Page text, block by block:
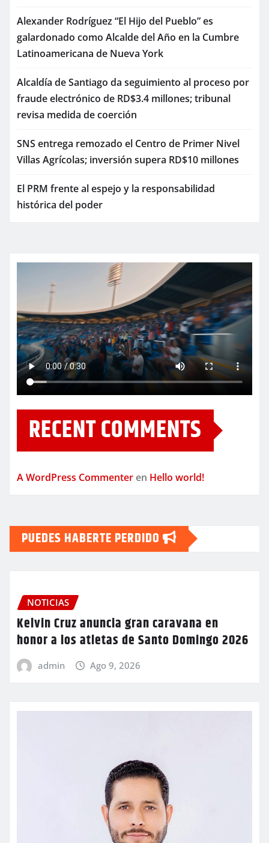
Alexander Rodríguez “El Hijo del Pueblo” es
galardonado como Alcalde del Año en la Cumbre
Latinoamericana de Nueva York
Alcaldía de Santiago da seguimiento al proceso por
fraude electrónico de RD$3.4 millones; tribunal
revisa medida de coerción
SNS entrega remozado el Centro de Primer Nivel
Villas Agrícolas; inversión supera RD$10 millones
El PRM frente al espejo y la responsabilidad
histórica del poder
RECENT COMMENTS
A WordPress Commenter en Hello world!
PUEDES HABERTE PERDIDO
NOTICIAS
Kelvin Cruz anuncia gran caravana en
honor a los atletas de Santo Domingo 2026
admin Ago 9, 2026